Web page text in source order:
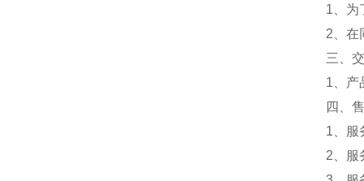
1、为
2、在
三、
1、产
四、
1、服
2、服